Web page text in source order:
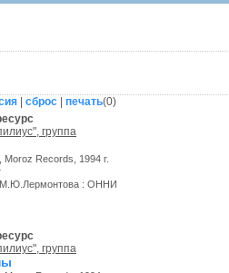
сброс печать(0)
группа
Moroz Records, 1994 г.
: ОННИ
группа